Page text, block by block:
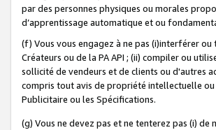
par des personnes physiques ou morales
d’apprentissage automatique et ou
(f) Vous vous engagez à ne pas (i)interférer
Créateurs ou de la PA API ; (ii) compiler ou
sollicité de vendeurs et de clients ou d'autres
compris tout avis de propriété intellectuelle ou
Publicitaire ou les Spécifications.
(g) Vous ne devez pas et ne tenterez pas (i)